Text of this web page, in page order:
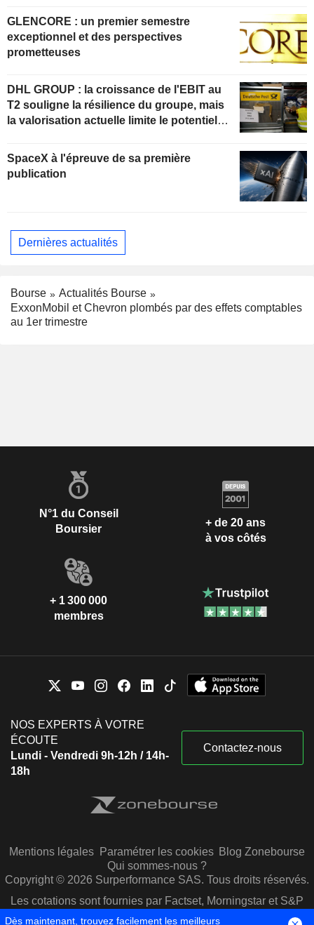
GLENCORE : un premier semestre
exceptionnel et des perspectives
prometteuses
DHL GROUP : la croissance de l'EBIT au
T2 souligne la résilience du groupe, mais
la valorisation actuelle limite le potentiel
SpaceX à l'épreuve de sa première
publication
Dernières actualités
Bourse
Actualités Bourse
ExxonMobil et Chevron plombés par des effets comptables
au 1er trimestre
N°1 du Conseil
Boursier
+ de 20 ans
à vos côtés
+ 1 300 000
membres
NOS EXPERTS À VOTRE
ÉCOUTE
Lundi - Vendredi 9h-12h / 14h-
18h
Contactez-nous
Mentions légales Paramétrer les cookies Blog Zonebourse
Qui sommes-nous ?
Copyright © 2026 Surperformance SAS. Tous droits réservés.
Les cotations sont fournies par Factset, Morningstar et S&P
Capital IQ
Dès maintenant, trouvez facilement les meilleurs